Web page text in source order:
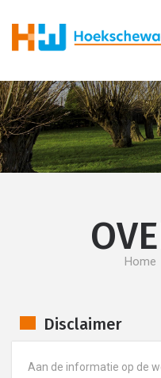
Home
Disclaimer
Aan de informatie op de